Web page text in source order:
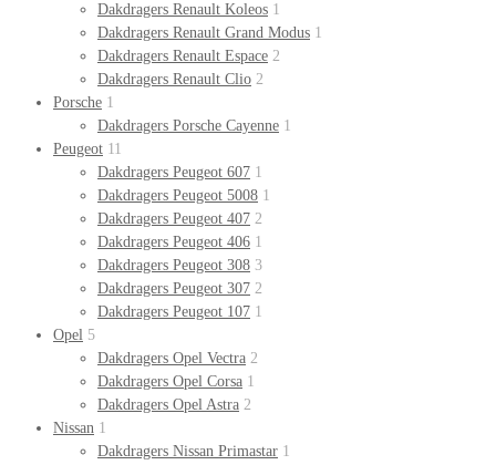
Dakdragers Renault Koleos 1
Dakdragers Renault Grand Modus 1
Dakdragers Renault Espace 2
Dakdragers Renault Clio 2
Porsche 1
Dakdragers Porsche Cayenne 1
Peugeot 11
Dakdragers Peugeot 607 1
Dakdragers Peugeot 5008 1
Dakdragers Peugeot 407 2
Dakdragers Peugeot 406 1
Dakdragers Peugeot 308 3
Dakdragers Peugeot 307 2
Dakdragers Peugeot 107 1
Opel 5
Dakdragers Opel Vectra 2
Dakdragers Opel Corsa 1
Dakdragers Opel Astra 2
Nissan 1
Dakdragers Nissan Primastar 1